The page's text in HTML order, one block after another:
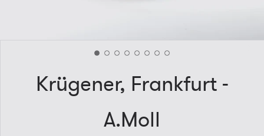
Krügener, Frankfurt -
A.Moll